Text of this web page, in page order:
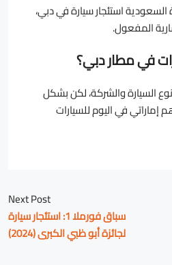
استئجار سيارة في دبي،
المفعول.
في مطار دبي؟
السيارة والشركة، لكن بشكل
من حوالي 400 درهم إماراتي في اليوم للسيارات
Next Post
سباق فورملا 1: استئجار سيارة
لجائزة أبو ظبي الكبرى (2024)